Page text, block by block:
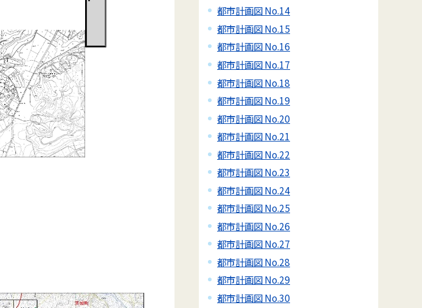
都市計画図 No.14
都市計画図 No.15
都市計画図 No.16
都市計画図 No.17
都市計画図 No.18
都市計画図 No.19
都市計画図 No.20
都市計画図 No.21
都市計画図 No.22
都市計画図 No.23
都市計画図 No.24
都市計画図 No.25
都市計画図 No.26
都市計画図 No.27
都市計画図 No.28
都市計画図 No.29
都市計画図 No.30